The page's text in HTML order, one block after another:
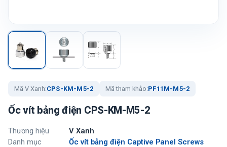
Mã V Xanh:CPS-KM-M5-2 Mã tham khảo:PF11M-M5-2
Ốc vít bảng điện CPS-KM-M5-2
Thương hiệu
V Xanh
Danh mục
Ốc vít bảng điện Captive Panel Screws